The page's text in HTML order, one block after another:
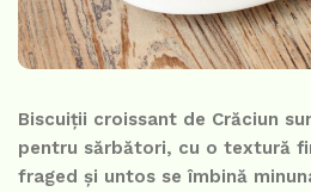
Biscuiții croissant de Crăciun
pentru sărbători, cu o textură
fraged și untos se îmbină